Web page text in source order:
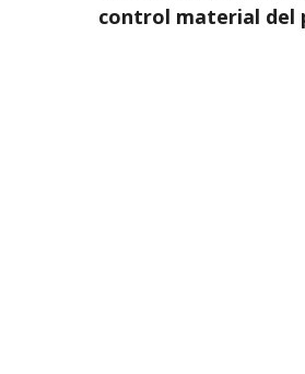
control material del